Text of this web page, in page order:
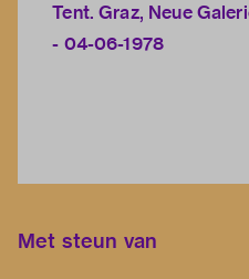
Tent. Graz, Neue
- 04-06-1978
Met steun van